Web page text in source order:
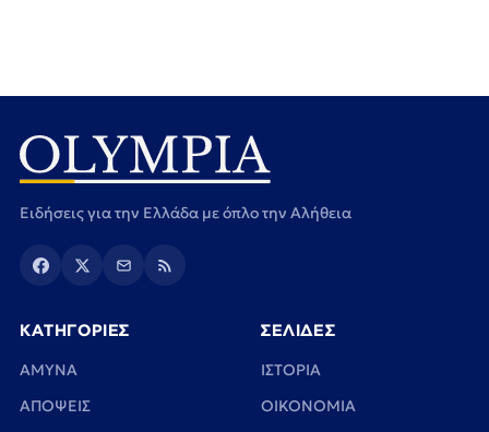
Ειδήσεις για την Ελλάδα με όπλο την Αλήθεια
ΚΑΤΗΓΟΡΙΕΣ
ΑΜΥΝΑ
ΑΠΟΨΕΙΣ
ΣΕΛΙΔΕΣ
ΙΣΤΟΡΙΑ
ΟΙΚΟΝΟΜΙΑ